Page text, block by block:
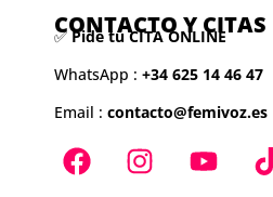
CONTACTO Y CITAS
✅Pide tu CITA ONLINE
WhatsApp : +34 625 14 46 47
Email : contacto@femivoz.es